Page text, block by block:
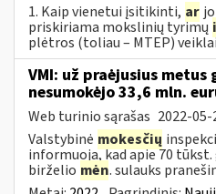
1. Kaip vienetui įsitikinti, ar
priskiriama mokslinių tyrimų
plėtros (toliau – MTEP)
VMI: už praėjusius
nesumokėjo 33,6 mln.
Web turinio sąrašas 2022-05-
Valstybinė mokesčių
informuoja, kad apie 70
birželio mėn. sulauks